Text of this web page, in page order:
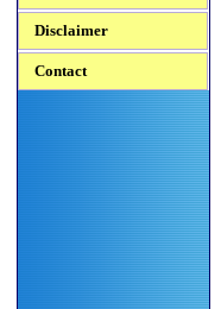
Disclaimer
Contact